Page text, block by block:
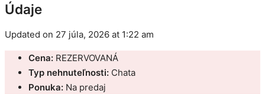
Údaje
Updated on 27 júla, 2026 at 1:22 am
Cena: REZERVOVANÁ
Typ nehnuteľnosti: Chata
Ponuka: Na predaj